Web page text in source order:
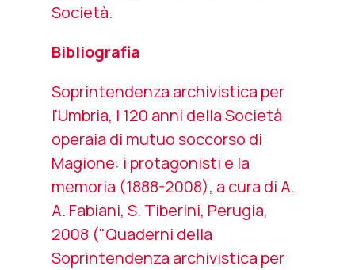
Società.
Bibliografia
Soprintendenza archivistica per
l'Umbria, I 120 anni della Società
operaia di mutuo soccorso di
Magione: i protagonisti e la
memoria (1888-2008), a cura di A.
A. Fabiani, S. Tiberini, Perugia,
2008 ("Quaderni della
Soprintendenza archivistica per